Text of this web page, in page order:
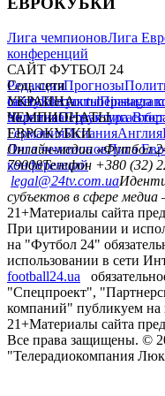
Лига чемпионовЛига
конференций
САЙТ ФУТБОЛ 24
РедакцияПрогнозы
сайтуКонтактыПравила
политикаСтруктура
Соц. сети
facebookxyoutubeinstagram
УКРАИНА
УкраинаПервая лига
ЧЕМПИОНАТЫ
ГерманияИспанияАнглия
ЕВРОКУБКИ
Лига чемпионовЛига
конференций
Онлайн-медиа «Футбол
79008Телефон +380 (32)
legal@24tv.com.ua
субъектов в сфере
21+Материалы сайта
При цитировании и
на "Футбол 24"
использовании в сети
football24.ua
"Спецпроект",
компаний" публикуем на
21+Материалы сайта
Все права защищены. ©
"Телерадиокомпания